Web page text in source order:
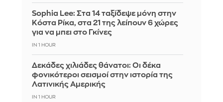
Sophia Lee: Στα 14 ταξίδεψε μόνη στην
Κόστα Ρίκα, στα 21 της λείπουν 6 χώρες
για να μπει στο Γκίνες
IN 1 HOUR
Δεκάδες χιλιάδες θάνατοι: Οι δέκα
φονικότεροι σεισμοί στην ιστορία της
Λατινικής Αμερικής
IN 1 HOUR